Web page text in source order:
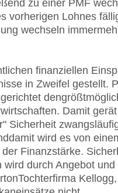
zu einer PMF
vorherigen Lohnes
wechseln
finanziellen
in Zweifel gestellt.
Damit
Sicherheit
wird es von
Finanzstärke.
durch Angebot